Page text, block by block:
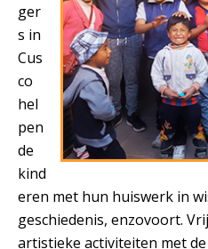
ger
s in
Cus
co
hel
pen
de
kind
eren met hun huiswerk in
geschiedenis, enzovoort.
artistieke activiteiten met